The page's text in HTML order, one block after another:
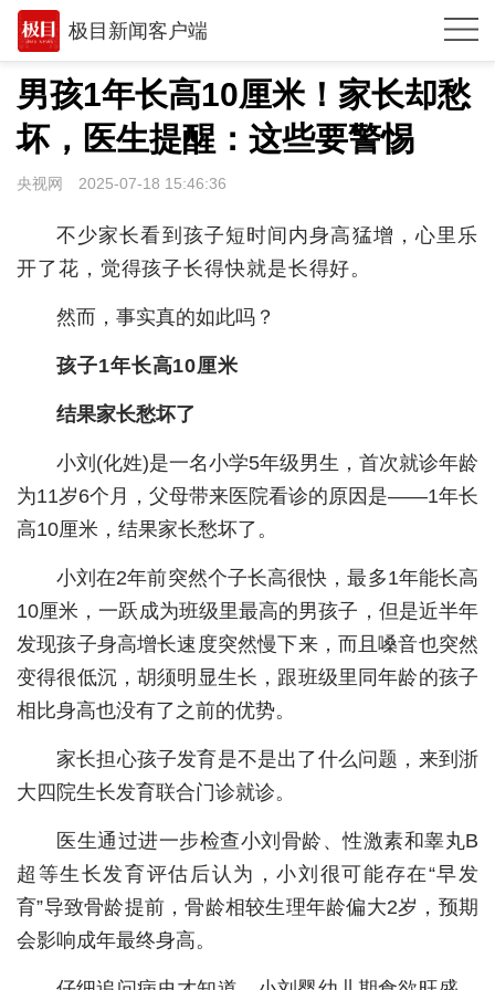
极目新闻客户端
推荐
观点
时政
武汉
世相
环球
专题
经济
城建
科教
健康
悠游
相亲
汽车
房产
消费
创意
文化
男孩1年长高10厘米！家长却愁
坏，医生提醒：这些要警惕
央视网 2025-07-18 15:46:36
不少家长看到孩子短时间内身高猛增，心里乐
开了花，觉得孩子长得快就是长得好。
然而，事实真的如此吗？
孩子1年长高10厘米
结果家长愁坏了
小刘(化姓)是一名小学5年级男生，首次就诊年龄
为11岁6个月，父母带来医院看诊的原因是——1年长
高10厘米，结果家长愁坏了。
小刘在2年前突然个子长高很快，最多1年能长高
10厘米，一跃成为班级里最高的男孩子，但是近半年
发现孩子身高增长速度突然慢下来，而且嗓音也突然
变得很低沉，胡须明显生长，跟班级里同年龄的孩子
相比身高也没有了之前的优势。
家长担心孩子发育是不是出了什么问题，来到浙
大四院生长发育联合门诊就诊。
医生通过进一步检查小刘骨龄、性激素和睾丸B
超等生长发育评估后认为，小刘很可能存在“早发
育”导致骨龄提前，骨龄相较生理年龄偏大2岁，预期
会影响成年最终身高。